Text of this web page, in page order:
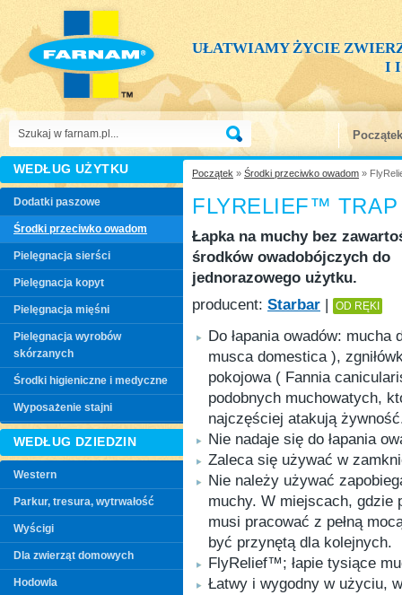
UŁATWIAMY ŻYCIE
I
Początek
Początek » Środki przeciwko owadom »
FLYRELIEF™ TRAP
Łapka na muchy bez
środków owadobójczych do
jednorazowego użytku.
producent: Starbar OD RĘKI
Do łapania owadów: mucha
musca domestica ),
pokojowa ( Fannia
podobnych muchowatych,
najczęściej atakują
Nie nadaje się do łapania
Zaleca się używać w
Nie należy używać
muchy. W miejscach, gdzie
musi pracować z pełną
być przynętą dla kolejnych.
FlyRelief™; łapie tysiące
Łatwy i wygodny w użyciu,
WEDŁUG UŻYTKU
Dodatki paszowe
Środki przeciwko owadom
Pielęgnacja sierści
Pielęgnacja kopyt
Pielęgnacja mięśni
Pielęgnacja wyrobów
skórzanych
Środki higieniczne i medyczne
Wyposażenie stajni
WEDŁUG DZIEDZIN
Western
Parkur, tresura, wytrwałość
Wyścigi
Dla zwierząt domowych
Hodowla